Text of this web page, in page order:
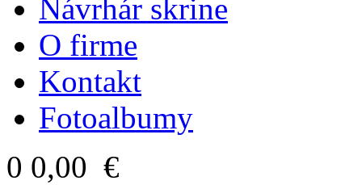
Návrhár skrine
O firme
Kontakt
Fotoalbumy
0 0,00 €